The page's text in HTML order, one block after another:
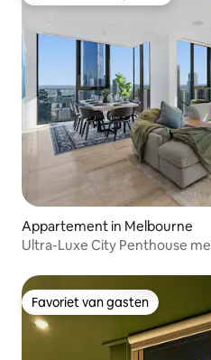
Appartement in Melbourne
Ultra-Luxe City Penthouse
Favoriet van gasten
Favoriet van gasten